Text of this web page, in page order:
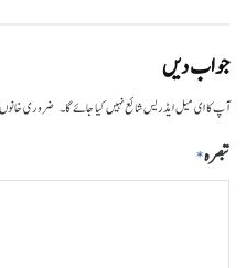
جواب دیں
آپ کا ای میل ایڈریس شائع نہیں کیا جائے گا۔ ضروری
تبصرہ*